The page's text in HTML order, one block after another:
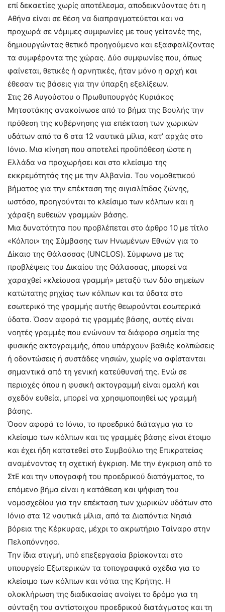
επί δεκαετίες χωρίς αποτέλεσμα, αποδεικνύοντας ότι η
Αθήνα είναι σε θέση να διαπραγματεύεται και να
προχωρά σε νόμιμες συμφωνίες με τους γείτονές της,
δημιουργώντας θετικό προηγούμενο και εξασφαλίζοντας
τα συμφέροντα της χώρας. Δύο συμφωνίες που, όπως
φαίνεται, θετικές ή αρνητικές, ήταν μόνο η αρχή και
έθεσαν τις βάσεις για την ύπαρξη εξελίξεων.
Στις 26 Αυγούστου ο Πρωθυπουργός Κυριάκος
Μητσοτάκης ανακοίνωσε από το βήμα της Βουλής την
πρόθεση της κυβέρνησης για επέκταση των χωρικών
υδάτων από τα 6 στα 12 ναυτικά μίλια, κατ’ αρχάς στο
Ιόνιο. Μια κίνηση που αποτελεί προϋπόθεση ώστε η
Ελλάδα να προχωρήσει και στο κλείσιμο της
εκκρεμότητάς της με την Αλβανία. Του νομοθετικού
βήματος για την επέκταση της αιγιαλίτιδας ζώνης,
ωστόσο, προηγούνται το κλείσιμο των κόλπων και η
χάραξη ευθειών γραμμών βάσης.
Μια δυνατότητα που προβλέπεται στο άρθρο 10 με τίτλο
«Κόλποι» της Σύμβασης των Ηνωμένων Εθνών για το
Δίκαιο της Θάλασσας (UNCLOS). Σύμφωνα με τις
προβλέψεις του Δικαίου της Θάλασσας, μπορεί να
χαραχθεί «κλείουσα γραμμή» μεταξύ των δύο σημείων
κατώτατης ρηχίας των κόλπων και τα ύδατα στο
εσωτερικό της γραμμής αυτής θεωρούνται εσωτερικά
ύδατα. Όσον αφορά τις γραμμές βάσης, αυτές είναι
νοητές γραμμές που ενώνουν τα διάφορα σημεία της
φυσικής ακτογραμμής, όπου υπάρχουν βαθιές κολπώσεις
ή οδοντώσεις ή συστάδες νησιών, χωρίς να αφίστανται
σηµαντικά από τη γενική κατεύθυνσή της. Ενώ σε
περιοχές όπου η φυσική ακτογραµµή είναι οµαλή και
σχεδόν ευθεία, µπορεί να χρησιµοποιηθεί ως γραµµή
βάσης.
Όσον αφορά το Ιόνιο, το προεδρικό διάταγμα για το
κλείσιμο των κόλπων και τις γραμμές βάσης είναι έτοιμο
και έχει ήδη κατατεθεί στο Συμβούλιο της Επικρατείας
αναμένοντας τη σχετική έγκριση. Με την έγκριση από το
ΣτΕ και την υπογραφή του προεδρικού διατάγματος, το
επόμενο βήμα είναι η κατάθεση και ψήφιση του
νομοσχεδίου για την επέκταση των χωρικών υδάτων στο
Ιόνιο στα 12 ναυτικά μίλια, από τα Διαπόντια Νησιά
βόρεια της Κέρκυρας, μέχρι το ακρωτήριο Ταίναρο στην
Πελοπόννησο.
Την ίδια στιγμή, υπό επεξεργασία βρίσκονται στο
υπουργείο Εξωτερικών τα τοπογραφικά σχέδια για το
κλείσιμο των κόλπων και νότια της Κρήτης. Η
ολοκλήρωση της διαδικασίας ανοίγει το δρόμο για τη
σύνταξη του αντίστοιχου προεδρικού διατάγματος και τη